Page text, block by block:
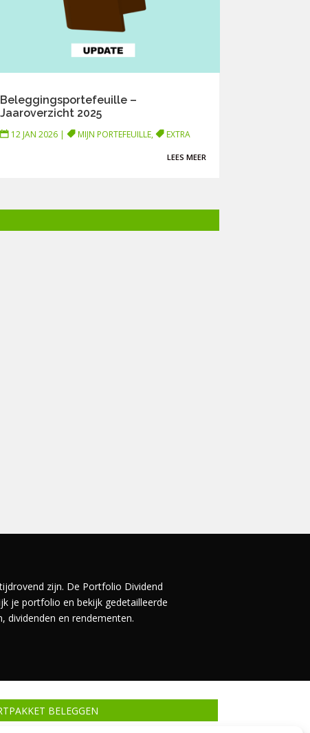
Beleggingsportefeuille –
Jaaroverzicht 2025
12 JAN 2026| MIJN PORTEFEUILLE, EXTRA
LEES MEER
zijn. De Portfolio Dividend
je portfolio en bekijk gedetailleerde
dividenden en rendementen.
BELEGGEN